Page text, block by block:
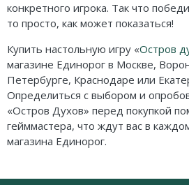
конкретного игрока. Так что
то просто, как может показаться!
Купить настольную игру «Остров
магазине Единорог в Москве,
Петербурге, Краснодаре или
Определиться с выбором и
«Остров Духов» перед покупкой
гейммастера, что ждут вас в
магазина Единорог.